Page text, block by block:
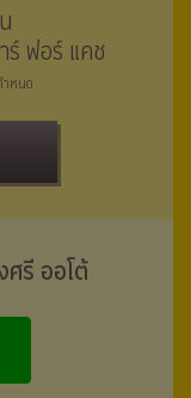
ร์ ฟอร์ แคช
ำหนด
ศรี ออโต้